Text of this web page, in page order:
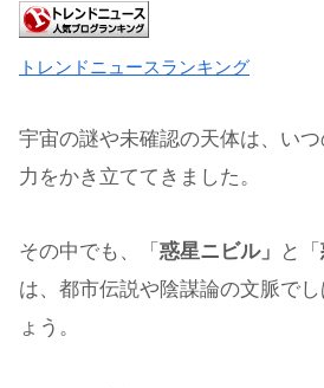
トレンドニュースランキング
宇宙の謎や未確認の天体は、い
力をかき立ててきました。
その中でも、「 惑星ニビル」 と「
は、都市伝説や陰謀論の文脈で
ょう。